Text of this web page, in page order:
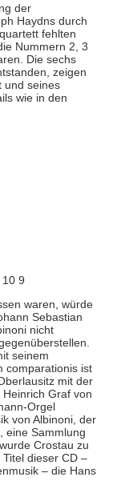
der
Haydns durch
fehlten
Nummern 2, 3
Die sechs
zeigen
und seines
wie in den
10 9
waren, würde
Sebastian
nicht
seinem
comparationis ist
mit der
Graf von
Orgel
von Albinoni, der
eine Sammlung
Crostau zu
Titel dieser CD –
– die Hans